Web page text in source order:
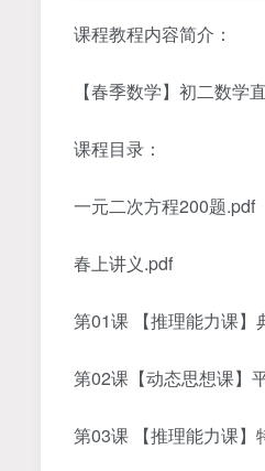
课程教程内容简介：
【春季数学】初二数学
课程目录：
一元二次方程200题.pdf
春上讲义.pdf
第01课 【推理能力课】
第02课【动态思想课】
第03课 【推理能力课】